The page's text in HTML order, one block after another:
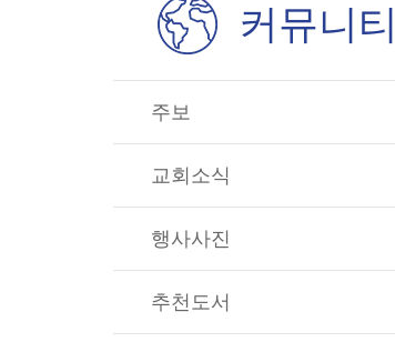
커뮤니티
주보
교회소식
행사사진
추천도서